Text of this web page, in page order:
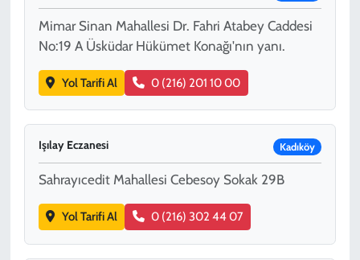
Mimar Sinan Mahallesi Dr. Fahri Atabey Caddesi
No:19 A Üsküdar Hükümet Konağı'nın yanı.
Yol Tarifi Al 0 (216) 201 10 00
Işılay Eczanesi Kadıköy
Sahrayıcedit Mahallesi Cebesoy Sokak 29B
Yol Tarifi Al 0 (216) 302 44 07